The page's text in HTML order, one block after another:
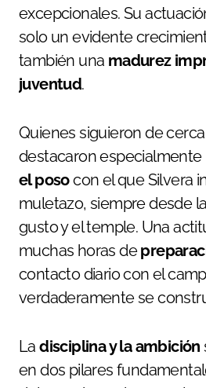
excepcionales. Su
solo un evidente
también una madurez
juventud.
Quienes siguieron de
destacaron especialmente
el posocon el que Silvera
muletazo, siempre desde
gusto y el temple. Una
muchas horas de
contacto diario con el
verdaderamente se
Ladisciplina y la ambición
en dos pilares